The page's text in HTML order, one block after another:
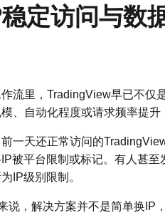
定访问与数
流里，TradingView早已不仅
、自动化程度或请求频率提
一天还正常访问的
被平台限制或标记。有人甚
IP级别限制。
，解决方案并不是简单换IP